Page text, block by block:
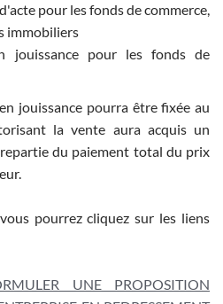
pour les fonds de commerce,
immobiliers
jouissance pour les fonds de
jouissance pourra être fixée au
la vente aura acquis un
du paiement total du prix
pourrez cliquez sur les liens
UNE PROPOSITION